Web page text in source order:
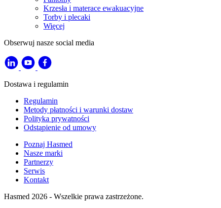
Krzesła i materace ewakuacyjne
Torby i plecaki
Więcej
Obserwuj nasze social media
Dostawa i regulamin
Regulamin
Metody płatności i warunki dostaw
Polityka prywatności
Odstąpienie od umowy
Poznaj Hasmed
Nasze marki
Partnerzy
Serwis
Kontakt
Hasmed 2026 - Wszelkie prawa zastrzeżone.